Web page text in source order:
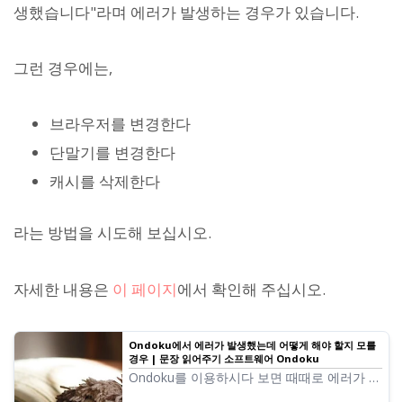
생했습니다"라며 에러가 발생하는 경우가 있습니다.
그런 경우에는,
브라우저를 변경한다
단말기를 변경한다
캐시를 삭제한다
라는 방법을 시도해 보십시오.
자세한 내용은 이 페이지에서 확인해 주십시오.
Ondoku에서 에러가 발생했는데 어떻게 해야 할지 모를
경우 | 문장 읽어주기 소프트웨어 Ondoku
Ondoku를 이용하시다 보면 때때로 에러가 발